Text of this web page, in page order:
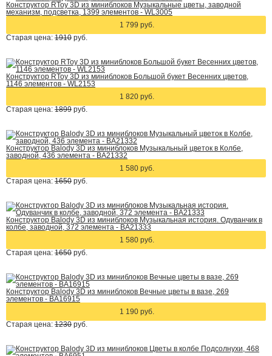
Конструктор RToy 3D из миниблоков Музыкальные цветы, заводной
механизм, подсветка, 1399 элементов - WL3005
1 799 руб.
Старая цена: 1910 руб.
Конструктор RToy 3D из миниблоков Большой букет Весенних цветов,
1146 элементов - WL2153
1 820 руб.
Старая цена: 1899 руб.
Конструктор Balody 3D из миниблоков Музыкальный цветок в Колбе,
заводной, 436 элемента - BA21332
1 580 руб.
Старая цена: 1650 руб.
Конструктор Balody 3D из миниблоков Музыкальная история. Одуванчик в
колбе, заводной, 372 элемента - BA21333
1 580 руб.
Старая цена: 1650 руб.
Конструктор Balody 3D из миниблоков Вечные цветы в вазе, 269
элементов - BA16915
1 190 руб.
Старая цена: 1230 руб.